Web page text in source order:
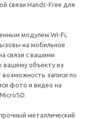
связи Hands-Free для
модулем Wi-Fi,
на мобильное
связи с вашими
вашему объекту из
записи по
фото и видео на
металлический